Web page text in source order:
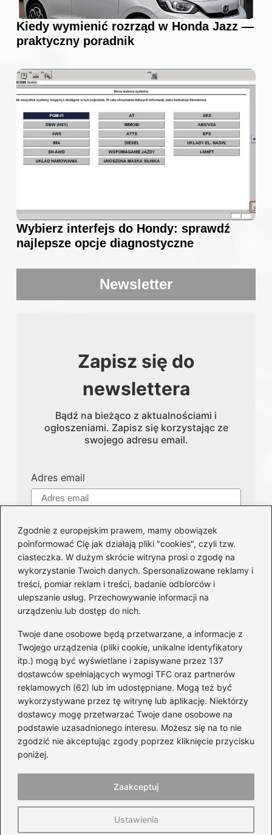
Zgodnie z europejskim prawem, mamy obowiązek
poinformować Cię jak działają pliki "cookies", czyli tzw.
ciasteczka. W dużym skrócie witryna prosi o zgodę na
wykorzystanie Twoich danych. Spersonalizowane reklamy i
treści, pomiar reklam i treści, badanie odbiorców i
ulepszanie usług. Przechowywanie informacji na
urządzeniu lub dostęp do nich.
Twoje dane osobowe będą przetwarzane, a informacje z
Twojego urządzenia (pliki cookie, unikalne identyfikatory
itp.) mogą być wyświetlane i zapisywane przez 137
dostawców spełniających wymogi TFC oraz partnerów
reklamowych (62) lub im udostępniane. Mogą też być
wykorzystywane przez tę witrynę lub aplikację. Niektórzy
dostawcy mogę przetwarzać Twoje dane osobowe na
podstawie uzasadnionego interesu. Możesz się na to nie
zgodzić nie akceptując zgody poprzez kliknięcie przycisku
poniżej.
Ustawienia
Zaakceptuj
Kiedy wymienić rozrząd w Honda Jazz —
praktyczny poradnik
Wybierz interfejs do Hondy: sprawdź
najlepsze opcje diagnostyczne
Newsletter
Zapisz się do
newslettera
Bądź na bieżąco z aktualnościami i
ogłoszeniami. Zapisz się korzystając ze
swojego adresu email.
Adres email
Kategorie
Części i serwis
(124)
Felgi(51)
Honda(62)
Motocykle(41)
Orlen(4)
Prawo jazdy(102)
Samochody(77)
Samochody elektryczne (59)
Polityka prywatności